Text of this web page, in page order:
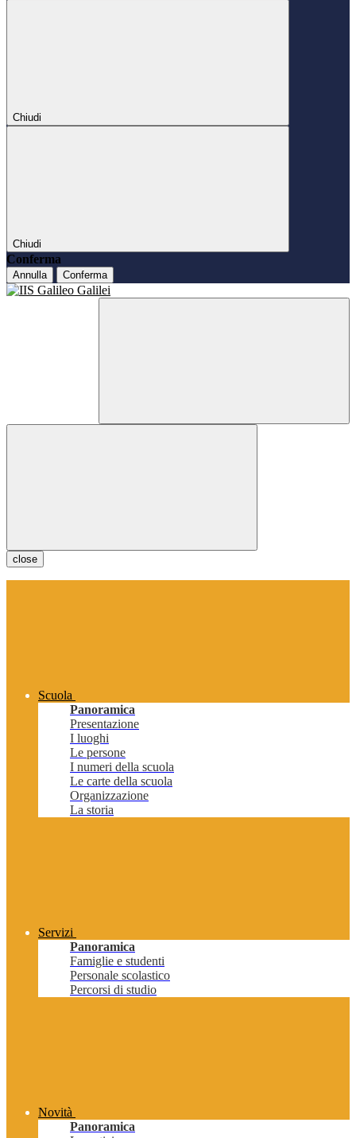
Chiudi
Chiudi
Conferma
Annulla Conferma
close
Scuola
Panoramica
Presentazione
I luoghi
Le persone
I numeri della scuola
Le carte della scuola
Organizzazione
La storia
Servizi
Panoramica
Famiglie e studenti
Personale scolastico
Percorsi di studio
Novità
Panoramica